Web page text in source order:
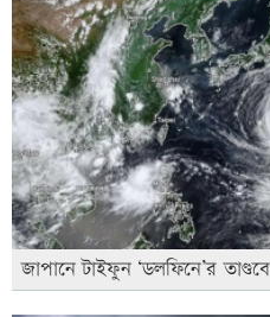
জাপানে টাইফুন ‘ডলফিনে’র